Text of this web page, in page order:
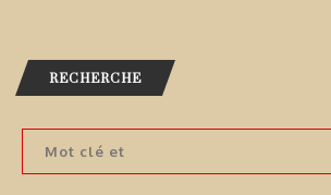
RECHERCHE